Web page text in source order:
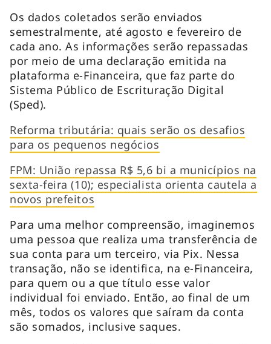
Os dados coletados serão enviados
semestralmente, até agosto e fevereiro de
cada ano. As informações serão repassadas
por meio de uma declaração emitida na
plataforma e-Financeira, que faz parte do
Sistema Público de Escrituração Digital
(Sped).
Reforma tributária: quais serão os desafios
para os pequenos negócios
FPM: União repassa R$ 5,6 bi a municípios na
sexta-feira (10); especialista orienta cautela a
novos prefeitos
Para uma melhor compreensão, imaginemos
uma pessoa que realiza uma transferência de
sua conta para um terceiro, via Pix. Nessa
transação, não se identifica, na e-Financeira,
para quem ou a que título esse valor
individual foi enviado. Então, ao final de um
mês, todos os valores que saíram da conta
são somados, inclusive saques.